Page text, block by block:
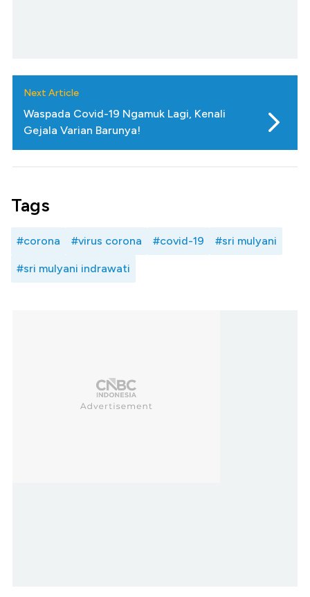
Next Article
Waspada Covid-19 Ngamuk Lagi, Kenali
Gejala Varian Barunya!
Tags
#corona #virus corona #covid-19 #sri mulyani
#sri mulyani indrawati